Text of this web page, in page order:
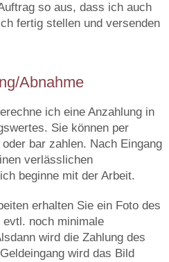
so aus, dass ich auch
fertig stellen und versenden
Abnahme
ich eine Anzahlung in
Sie können per
bar zahlen. Nach Eingang
verlässlichen
beginne mit der Arbeit.
erhalten Sie ein Foto des
noch minimale
wird die Zahlung des
wird das Bild